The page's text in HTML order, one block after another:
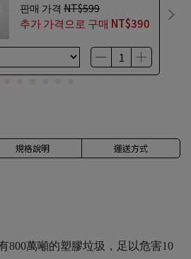
판매 가격 NT$599
추가 가격으로 구매 NT$390
規格說明 運送方式
800萬噸的塑膠垃圾，足以危害10